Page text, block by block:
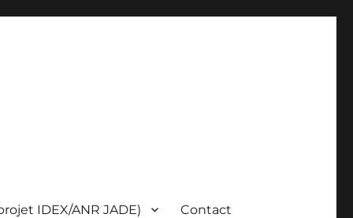
IDEX/ANR JADE) Contact